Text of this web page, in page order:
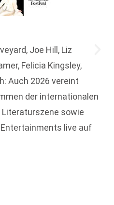
Joe Hill, Liz
Felicia Kingsley,
Auch 2026 vereint
der internationalen
sowie
live auf